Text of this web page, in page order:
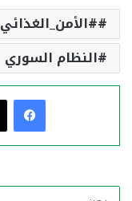
#الأمن_الغذائي
النظام السوري
فيسبوك